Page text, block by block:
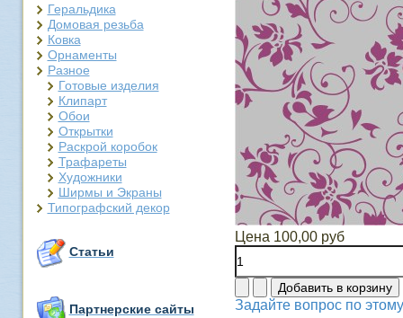
Геральдика
Домовая резьба
Ковка
Орнаменты
Разное
Готовые изделия
Клипарт
Обои
Открытки
Раскрой коробок
Трафареты
Художники
Ширмы и Экраны
Типографский декор
Статьи
Партнерские сайты
Цена 100,00 руб
Задайте вопрос по